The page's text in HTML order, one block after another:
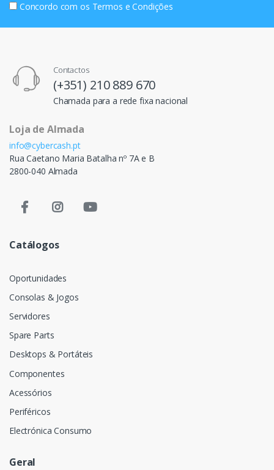
Concordo com os Termos e Condições
Contactos
(+351) 210 889 670
Chamada para a rede fixa nacional
Loja de Almada
info@cybercash.pt
Rua Caetano Maria Batalha nº 7A e B
2800-040 Almada
Catálogos
Oportunidades
Consolas & Jogos
Servidores
Spare Parts
Desktops & Portáteis
Componentes
Acessórios
Periféricos
Electrónica Consumo
Geral